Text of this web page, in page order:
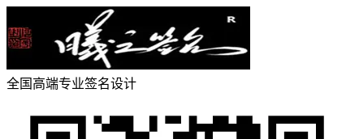
全国高端专业签名设计